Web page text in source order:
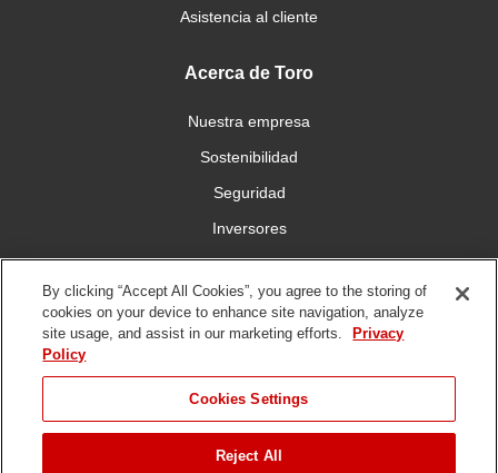
Asistencia al cliente
Acerca de Toro
Nuestra empresa
Sostenibilidad
Seguridad
Inversores
Trabajo
Conéctese con nosotros
Política de
By clicking “Accept All Cookies”, you agree to the storing of
cookies on your device to enhance site navigation, analyze
site usage, and assist in our marketing efforts.
Privacy
Policy
Cookies Settings
Reject All